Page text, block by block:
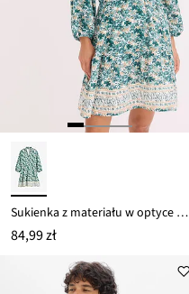
Sukienka z materiału w optyce lnu
84,99 zł